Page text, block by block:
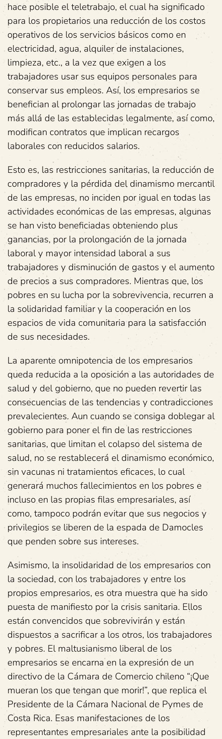
hace posible el teletrabajo, el cual ha significado
para los propietarios una reducción de los costos
operativos de los servicios básicos como en
electricidad, agua, alquiler de instalaciones,
limpieza, etc., a la vez que exigen a los
trabajadores usar sus equipos personales para
conservar sus empleos. Así, los empresarios se
benefician al prolongar las jornadas de trabajo
más allá de las establecidas legalmente, así como,
modifican contratos que implican recargos
laborales con reducidos salarios.
Esto es, las restricciones sanitarias, la reducción de
compradores y la pérdida del dinamismo mercantil
de las empresas, no inciden por igual en todas las
actividades económicas de las empresas, algunas
se han visto beneficiadas obteniendo plus
ganancias, por la prolongación de la jornada
laboral y mayor intensidad laboral a sus
trabajadores y disminución de gastos y el aumento
de precios a sus compradores. Mientras que, los
pobres en su lucha por la sobrevivencia, recurren a
la solidaridad familiar y la cooperación en los
espacios de vida comunitaria para la satisfacción
de sus necesidades.
La aparente omnipotencia de los empresarios
queda reducida a la oposición a las autoridades de
salud y del gobierno, que no pueden revertir las
consecuencias de las tendencias y contradicciones
prevalecientes. Aun cuando se consiga doblegar al
gobierno para poner el fin de las restricciones
sanitarias, que limitan el colapso del sistema de
salud, no se restablecerá el dinamismo económico,
sin vacunas ni tratamientos eficaces, lo cual
generará muchos fallecimientos en los pobres e
incluso en las propias filas empresariales, así
como, tampoco podrán evitar que sus negocios y
privilegios se liberen de la espada de Damocles
que penden sobre sus intereses.
Asimismo, la insolidaridad de los empresarios con
la sociedad, con los trabajadores y entre los
propios empresarios, es otra muestra que ha sido
puesta de manifiesto por la crisis sanitaria. Ellos
están convencidos que sobrevivirán y están
dispuestos a sacrificar a los otros, los trabajadores
y pobres. El maltusianismo liberal de los
empresarios se encarna en la expresión de un
directivo de la Cámara de Comercio chileno “¡Que
mueran los que tengan que morir!”, que replica el
Presidente de la Cámara Nacional de Pymes de
Costa Rica. Esas manifestaciones de los
representantes empresariales ante la posibilidad